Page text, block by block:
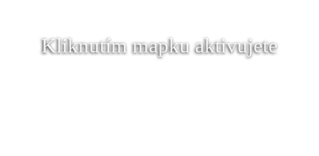
Kliknutím mapku aktivujete